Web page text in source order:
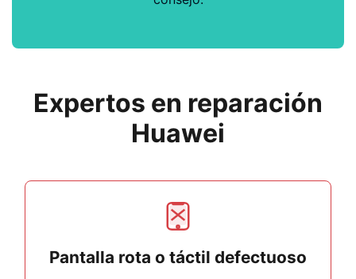
Expertos en reparación
Huawei
Pantalla rota o táctil defectuoso